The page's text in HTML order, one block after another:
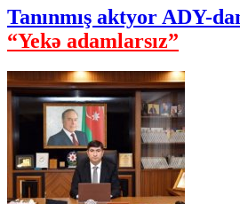
Tanınmış aktyor ADY-
“Yekə adamlarsız”